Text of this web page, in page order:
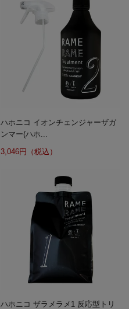
ハホニコ イオンチェンジャーザガ
ンマー(ハホ...
3,046円（税込）
ハホニコ ザラメラメ1 反応型トリ